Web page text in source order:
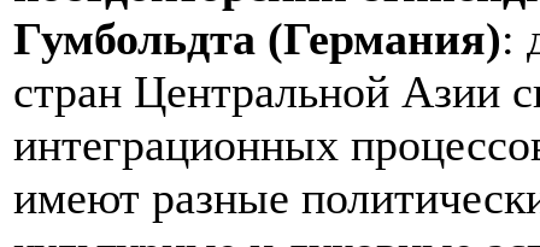
Гумбольдта (Германия):
стран Центральной Азии
интеграционных
имеют разные